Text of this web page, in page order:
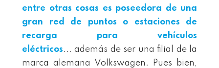
entre otras cosas es poseedora de una
gran red de puntos o estaciones de
recarga para vehículos
eléctricos... además de ser una filial de la
marca alemana Volkswagen. Pues bien,